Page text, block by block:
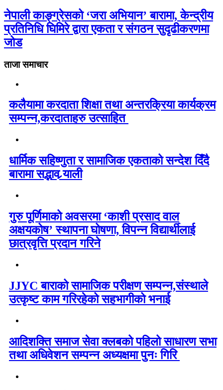
नेपाली काङ्ग्रेसको ‘जरा अभियान’ बारामा, केन्द्रीय
प्रतिनिधि घिमिरे द्वारा एकता र संगठन सुदृढीकरणमा
जोड
ताजा समाचार
कलैयामा करदाता शिक्षा तथा अन्तरक्रिया कार्यक्रम
सम्पन्न,करदाताहरु उत्साहित
धार्मिक सहिष्णुता र सामाजिक एकताको सन्देश दिँदै
बारामा सद्भाव र्‍याली
गुरु पूर्णिमाको अवसरमा ‘काशी प्रसाद वाल
अक्षयकोष’ स्थापना घोषणा, विपन्न विद्यार्थीलाई
छात्रवृत्ति प्रदान गरिने
JJYC बाराको सामाजिक परीक्षण सम्पन्न,संस्थाले
उत्कृष्ट काम गरिरहेको सहभागीको भनाई
आदिशक्ति समाज सेवा क्लबको पहिलो साधारण सभा
तथा अधिवेशन सम्पन्न अध्यक्षमा पुनः गिरि